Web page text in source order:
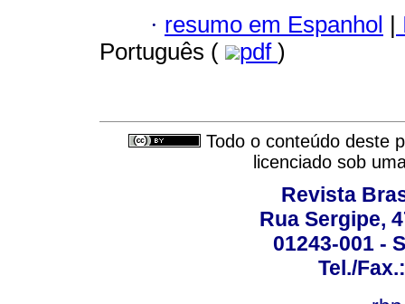
· resumo em Espanhol |
Português (
pdf )
Todo o conteúdo deste
licenciado sob
Revista
Rua Sergipe,
01243-001 -
Tel./